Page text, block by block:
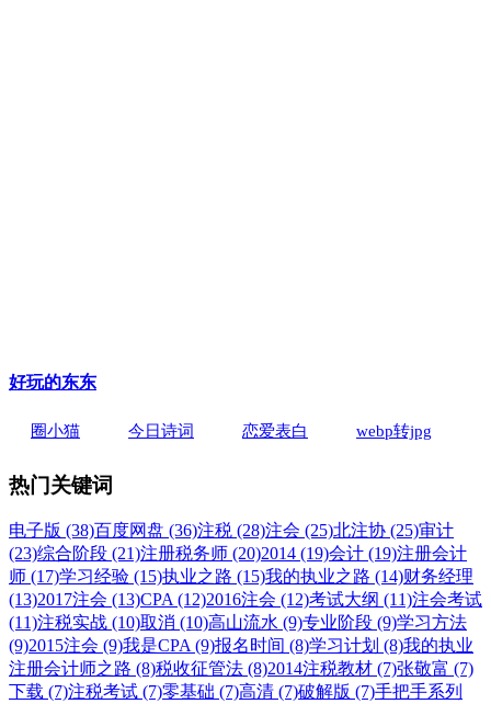
好玩的东东
圈小猫 今日诗词 恋爱表白 webp转jpg
热门关键词
电子版 (38)百度网盘 (36)注税 (28)注会 (25)北注协 (25)审计
(23)综合阶段 (21)注册税务师 (20)2014 (19)会计 (19)注册会计
师 (17)学习经验 (15)执业之路 (15)我的执业之路 (14)财务经理
(13)2017注会 (13)CPA (12)2016注会 (12)考试大纲 (11)注会考试
(11)注税实战 (10)取消 (10)高山流水 (9)专业阶段 (9)学习方法
(9)2015注会 (9)我是CPA (9)报名时间 (8)学习计划 (8)我的执业
注册会计师之路 (8)税收征管法 (8)2014注税教材 (7)张敬富 (7)
下载 (7)注税考试 (7)零基础 (7)高清 (7)破解版 (7)手把手系列